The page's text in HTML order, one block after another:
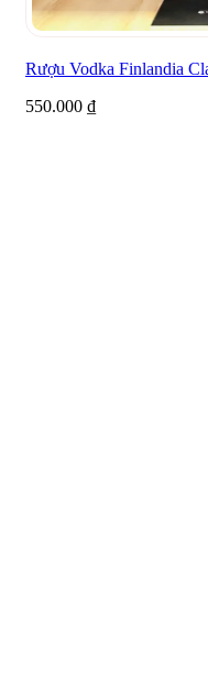
Rượu Vodka Finlandia
550.000 ₫